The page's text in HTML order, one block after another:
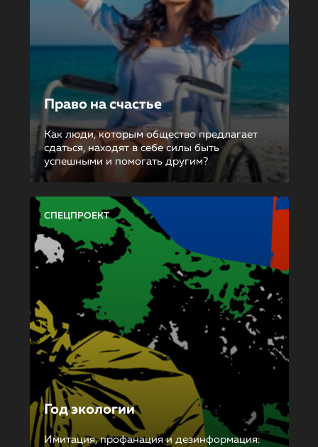
Право на счастье
Как люди, которым общество предлагает
сдаться, находят в себе силы быть
успешными и помогать другим?
СПЕЦПРОЕКТ
Год экологии
Имитация, профанация и дезинформация: